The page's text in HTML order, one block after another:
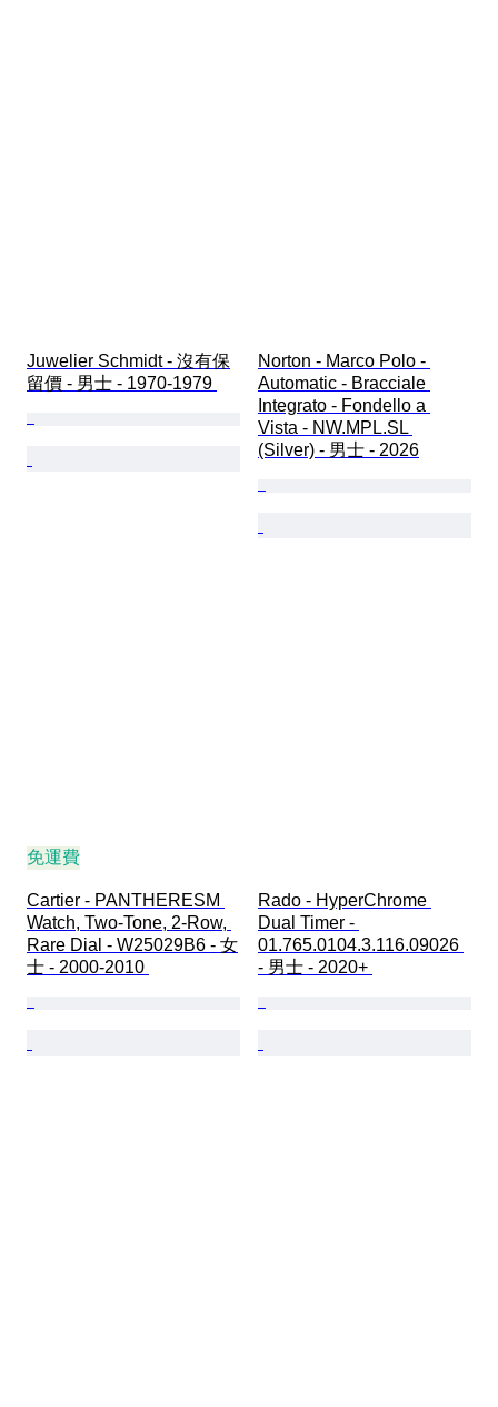
Juwelier Schmidt - 沒有保
留價 - 男士 - 1970-1979
Norton - Marco Polo -
Automatic - Bracciale
Integrato - Fondello a
Vista - NW.MPL.SL
(Silver) - 男士 - 2026
免運費
Cartier - PANTHERESM
Watch, Two-Tone, 2-Row,
Rare Dial - W25029B6 - 女
士 - 2000-2010
Rado - HyperChrome
Dual Timer -
01.765.0104.3.116.09026
- 男士 - 2020+